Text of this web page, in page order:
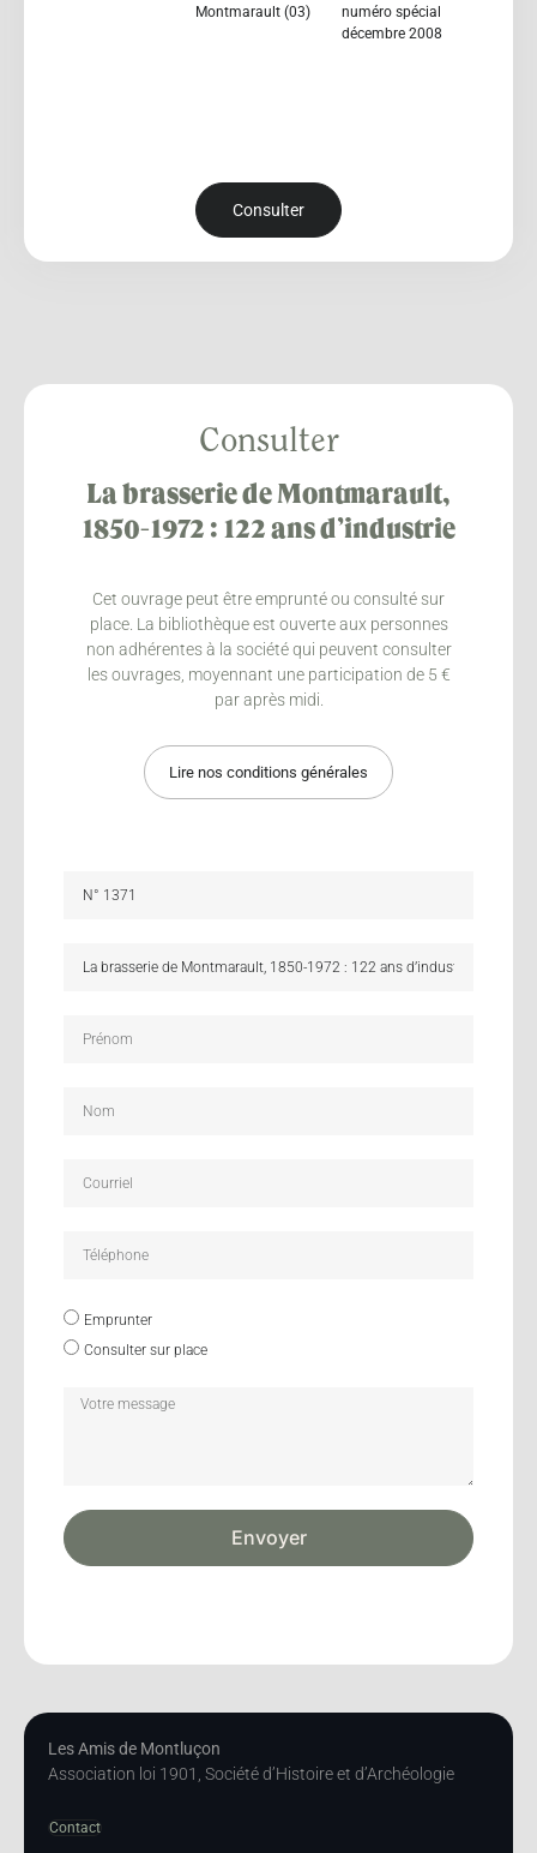
Montmarault (03)
numéro spécial
décembre 2008
Consulter
Consulter
La brasserie de Montmarault,
1850-1972 : 122 ans d’industrie
Cet ouvrage peut être emprunté ou consulté sur
place. La bibliothèque est ouverte aux personnes
non adhérentes à la société qui peuvent consulter
les ouvrages, moyennant une participation de 5 €
par après midi.
Lire nos conditions générales
Emprunter
Consulter sur place
Envoyer
Les Amis de Montluçon
Association loi 1901, Société d’Histoire et d’Archéologie
Contact